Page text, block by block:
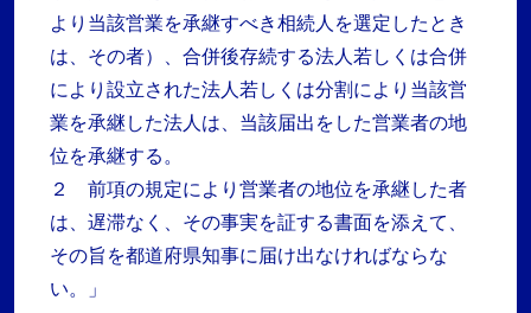
より当該営業を承継すべき相続人を選定したとき
は、その者）、合併後存続する法人若しくは合併
により設立された法人若しくは分割により当該営
業を承継した法人は、当該届出をした営業者の地
位を承継する。
２ 前項の規定により営業者の地位を承継した者
は、遅滞なく、その事実を証する書面を添えて、
その旨を都道府県知事に届け出なければならな
い。」